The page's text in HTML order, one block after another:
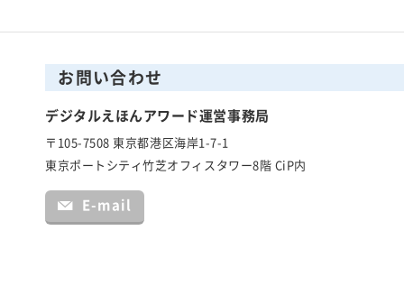
お問い合わせ
デジタルえほんアワード運営事務局
〒105-7508 東京都港区海岸1-7-1
東京ポートシティ竹芝オフィスタワー8階 CiP内
E-mail